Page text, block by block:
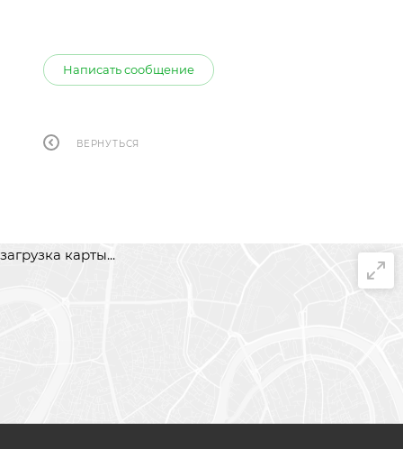
Написать сообщение
ВЕРНУТЬСЯ
загрузка карты...